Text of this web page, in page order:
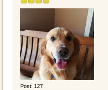
Post: 127